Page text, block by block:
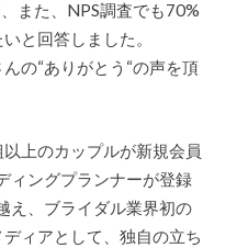
また、NPS調査でも70%
と回答しました。
の“ありがとう“の声を頂
上のカップルが新規会員
ィングプランナーが登録
え、ブライダル業界初の
ィアとして、独自の立ち